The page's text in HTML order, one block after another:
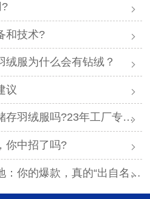
和技术?
绒服为什么会有钻绒？
议
绒服吗?23年工厂专业解答
你中招了吗?
的爆款，真的“出自名门”吗？